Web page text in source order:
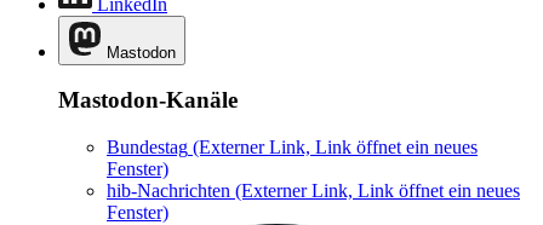
Mastodon
Mastodon-Kanäle
Bundestag (Externer Link, Link öffnet ein neues
Fenster)
hib-Nachrichten (Externer Link, Link öffnet ein neues
Fenster)